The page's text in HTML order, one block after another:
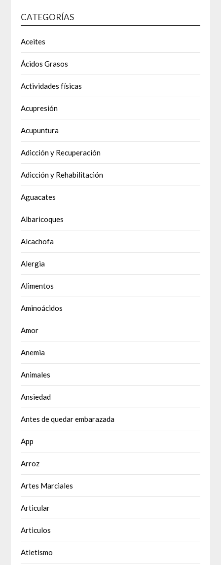
CATEGORÍAS
Aceites
Ácidos Grasos
Actividades físicas
Acupresión
Acupuntura
Adicción y Recuperación
Adicción y Rehabilitación
Aguacates
Albaricoques
Alcachofa
Alergia
Alimentos
Aminoácidos
Amor
Anemia
Animales
Ansiedad
Antes de quedar embarazada
App
Arroz
Artes Marciales
Articular
Articulos
Atletismo